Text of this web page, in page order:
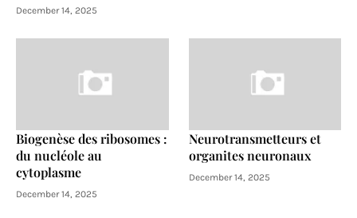
December 14, 2025
Biogenèse des ribosomes :
du nucléole au
cytoplasme
December 14, 2025
Neurotransmetteurs et
organites neuronaux
December 14, 2025